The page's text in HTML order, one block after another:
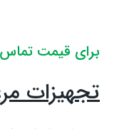
برای قیمت
تجهیزات